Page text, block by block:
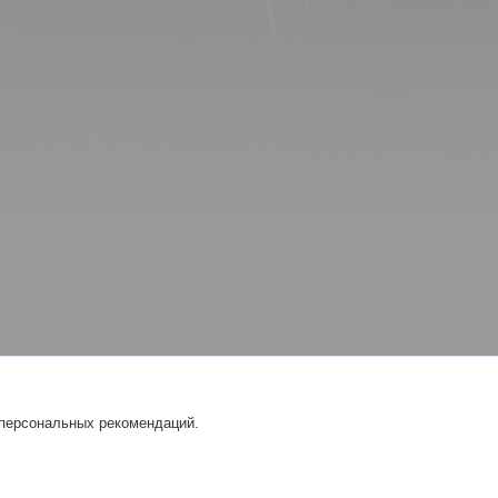
рекомендаций.